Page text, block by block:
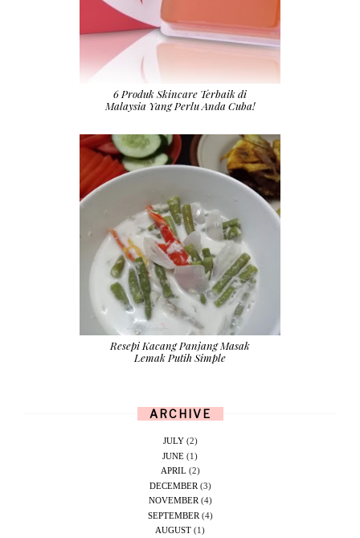
6 Produk Skincare Terbaik di
Malaysia Yang Perlu Anda Cuba!
Resepi Kacang Panjang Masak
Lemak Putih Simple
ARCHIVE
JULY(2)
JUNE (1)
APRIL (2)
DECEMBER (3)
NOVEMBER (4)
SEPTEMBER (4)
AUGUST (1)